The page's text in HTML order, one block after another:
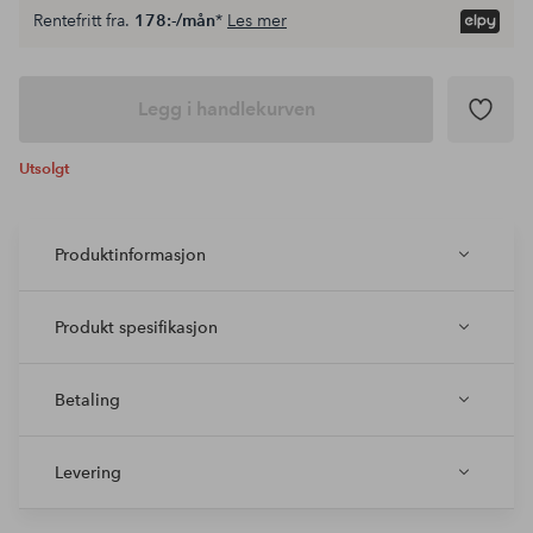
Rentefritt fra. 178:-/mån* Les mer
Legg i handlekurven
Utsolgt
Produktinformasjon
Produkt spesifikasjon
Betaling
Levering